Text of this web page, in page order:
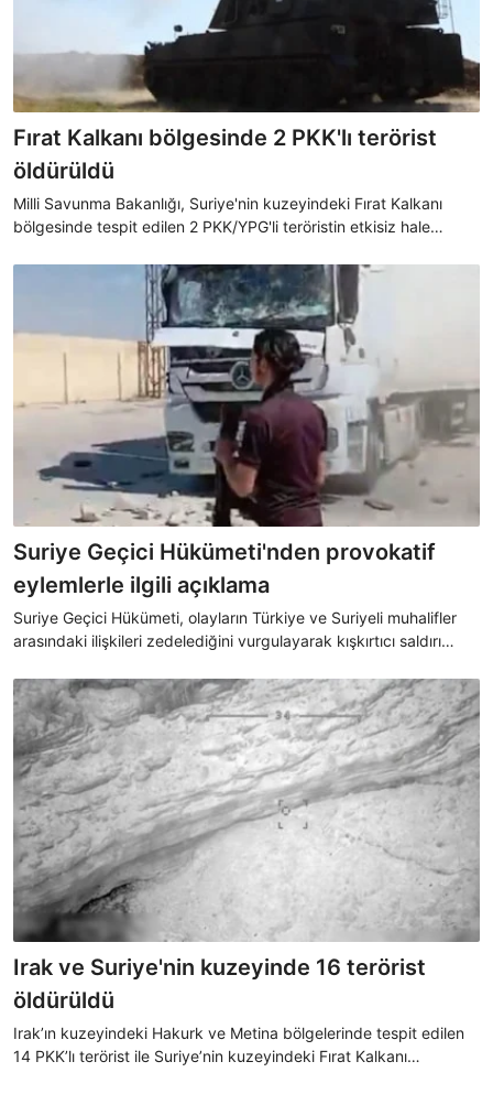
Fırat Kalkanı bölgesinde 2 PKK'lı terörist
öldürüldü
Milli Savunma Bakanlığı, Suriye'nin kuzeyindeki Fırat Kalkanı
bölgesinde tespit edilen 2 PKK/YPG'li teröristin etkisiz hale
Suriye Geçici Hükümeti'nden provokatif
eylemlerle ilgili açıklama
Suriye Geçici Hükümeti, olayların Türkiye ve Suriyeli muhalifler
arasındaki ilişkileri zedelediğini vurgulayarak kışkırtıcı saldırı
Irak ve Suriye'nin kuzeyinde 16 terörist
öldürüldü
Irak’ın kuzeyindeki Hakurk ve Metina bölgelerinde tespit edilen
14 PKK’lı terörist ile Suriye’nin kuzeyindeki Fırat Kalkanı